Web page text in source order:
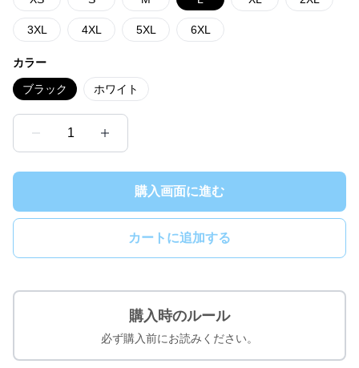
3XL 4XL 5XL 6XL
カラー
ブラック ホワイト
1
購入画面に進む
カートに追加する
購入時のルール
必ず購入前にお読みください。